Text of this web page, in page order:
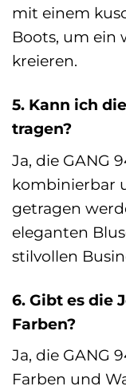
mit einem
Boots, um ein
kreieren.
5. Kann ich
tragen?
Ja, die GANG
kombinierbar
getragen
eleganten
stilvollen
6. Gibt es die
Farben?
Ja, die GANG
Farben und